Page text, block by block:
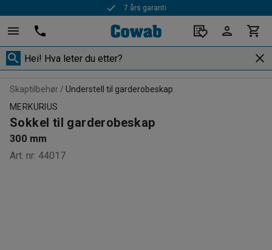
7 års garanti
Skaptilbehør
Understell til garderobeskap
MERKURIUS
Sokkel til garderobeskap
300 mm
Art. nr: 44017